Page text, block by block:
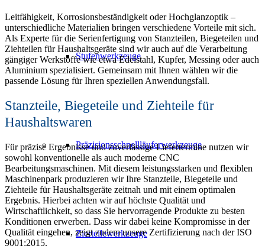
Stufenwerkzeuge
Präzisionsschnellläuferwerkzeuge
Zierteilewerkzeuge
Leitfähigkeit, Korrosionsbeständigkeit oder Hochglanzoptik –
unterschiedliche Materialien bringen verschiedene Vorteile mit sich.
Als Experte für die Serienfertigung von Stanzteilen, Biegeteilen und
Ziehteilen für Haushaltsgeräte sind wir auch auf die Verarbeitung
gängiger Werkstoffe wie etwa Edelstahl, Kupfer, Messing oder auch
Aluminium spezialisiert. Gemeinsam mit Ihnen wählen wir die
passende Lösung für Ihren speziellen Anwendungsfall.
Stanzteile, Biegeteile und Ziehteile für
Haushaltswaren
Für präzise Ergebnisse und zuverlässige Liefertermine nutzen wir
sowohl konventionelle als auch moderne CNC
Bearbeitungsmaschinen. Mit diesem leistungsstarken und flexiblen
Maschinenpark produzieren wir Ihre Stanzteile, Biegeteile und
Ziehteile für Haushaltsgeräte zeitnah und mit einem optimalen
Ergebnis. Hierbei achten wir auf höchste Qualität und
Wirtschaftlichkeit, so dass Sie hervorragende Produkte zu besten
Konditionen erwerben. Dass wir dabei keine Kompromisse in der
Qualität eingehen, zeigt zudem unsere Zertifizierung nach der ISO
9001:2015.